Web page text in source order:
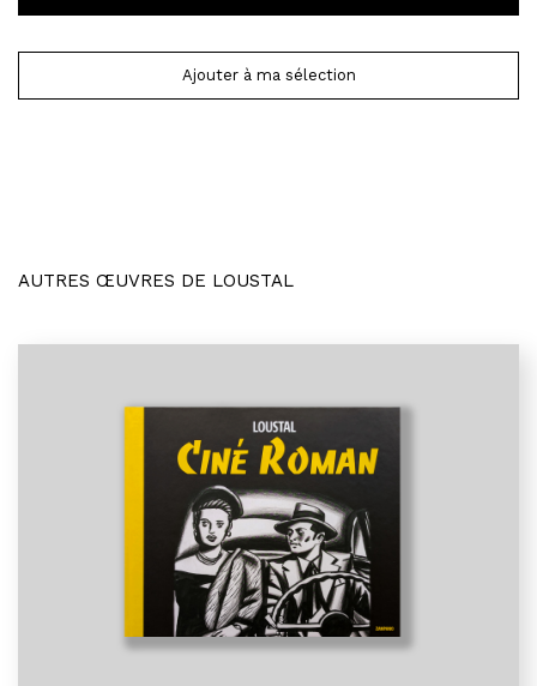
Ajouter à ma sélection
AUTRES ŒUVRES DE LOUSTAL